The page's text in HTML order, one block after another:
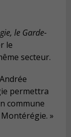
le Garde-
le
secteur.
permettra
commune
»